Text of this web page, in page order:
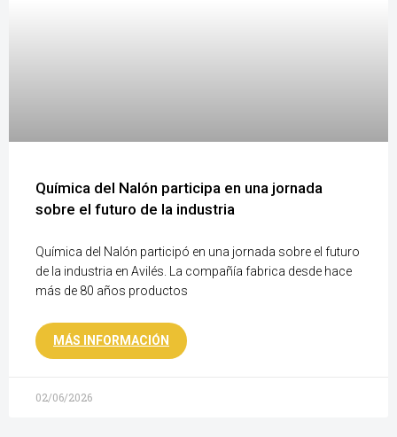
Química del Nalón participa en una jornada
sobre el futuro de la industria
Química del Nalón participó en una jornada sobre el futuro
de la industria en Avilés. La compañía fabrica desde hace
más de 80 años productos
MÁS INFORMACIÓN
02/06/2026